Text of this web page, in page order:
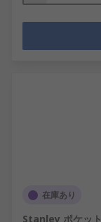
在庫あり
Stanley ポケッ